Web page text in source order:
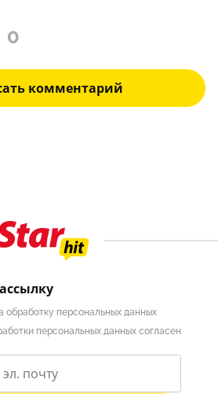
0
комментарий
обработку персональных данных
персональных данных согласен